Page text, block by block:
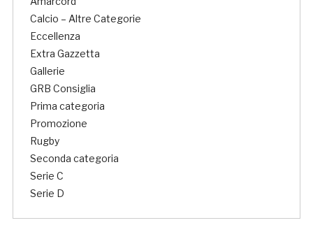
Calcio – Altre Categorie
Eccellenza
Extra Gazzetta
Gallerie
GRB Consiglia
Prima categoria
Promozione
Rugby
Seconda categoria
Serie C
Serie D